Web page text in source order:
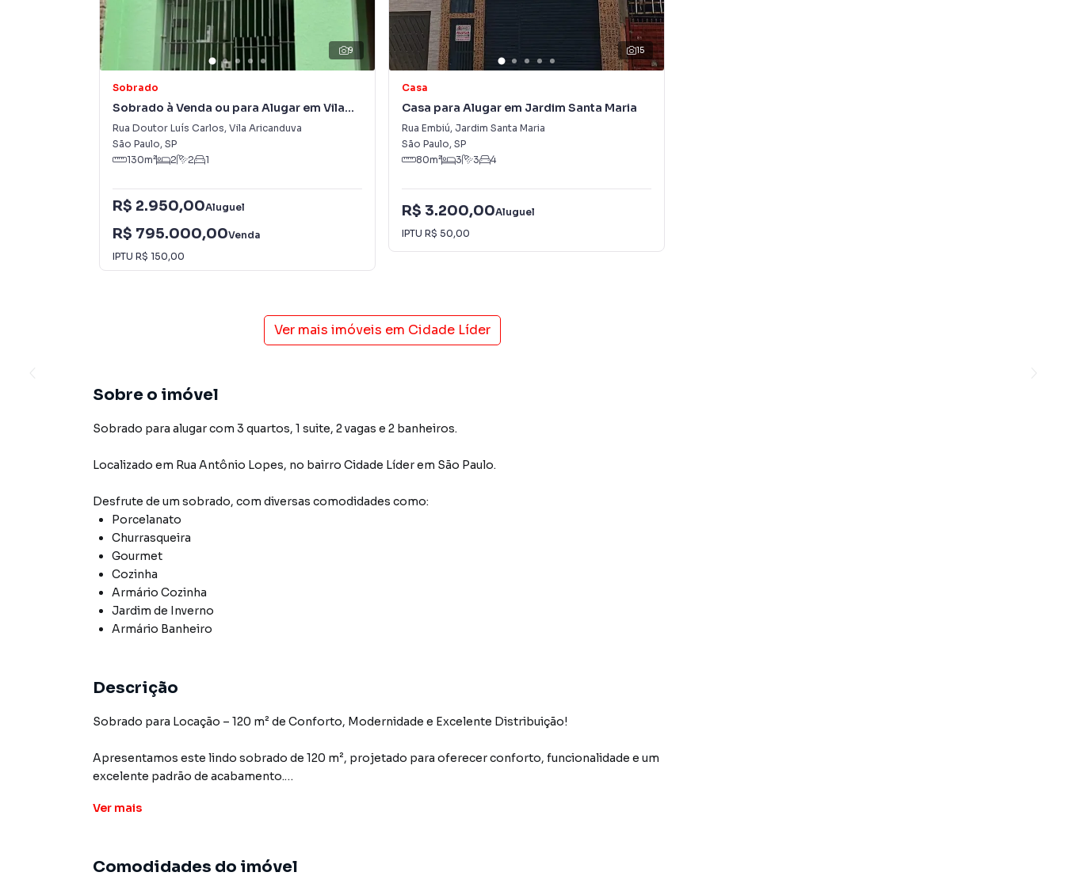
9
Sobrado
Sobrado à Venda ou para Alugar em Vila
Aricanduva
Rua Doutor Luís Carlos, Vila Aricanduva
São Paulo, SP
130m² 2 2 1
R$ 2.950,00Aluguel
R$ 795.000,00Venda
IPTU R$ 150,00
15
Casa
Casa para Alugar em Jardim Santa Maria
Rua Embiú, Jardim Santa Maria
São Paulo, SP
80m² 3 3 4
R$ 3.200,00Aluguel
IPTU R$ 50,00
Ver mais imóveis em Cidade Líder
Sobre o imóvel
Sobrado para alugar com 3 quartos, 1 suite, 2 vagas e 2 banheiros.
Localizado em Rua Antônio Lopes, no bairro Cidade Líderem São Paulo.
Desfrute de um sobrado, com diversas comodidades como:
Porcelanato
Churrasqueira
Gourmet
Cozinha
Armário Cozinha
Jardim de Inverno
Armário Banheiro
Descrição
Sobrado para Locação – 120 m² de Conforto, Modernidade e Excelente Distribuição!
Apresentamos este lindo sobrado de 120 m², projetado para oferecer conforto, funcionalidade e um
excelente padrão de acabamento.
O imóvel conta com 3 dormitórios, sendo 1 suíte com sacada, proporcionando mais privacidade e um
Ver mais
Comodidades do imóvel